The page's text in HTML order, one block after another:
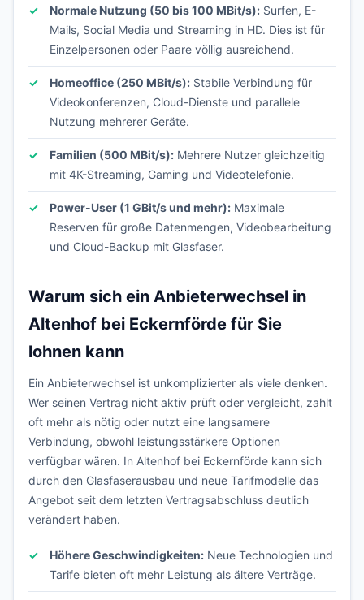
Normale Nutzung (50 bis 100 MBit/s): Surfen, E-
Mails, Social Media und Streaming in HD. Dies ist für
Einzelpersonen oder Paare völlig ausreichend.
Homeoffice (250 MBit/s): Stabile Verbindung für
Videokonferenzen, Cloud-Dienste und parallele
Nutzung mehrerer Geräte.
Familien (500 MBit/s): Mehrere Nutzer gleichzeitig
mit 4K-Streaming, Gaming und Videotelefonie.
Power-User (1 GBit/s und mehr): Maximale
Reserven für große Datenmengen, Videobearbeitung
und Cloud-Backup mit Glasfaser.
Warum sich ein Anbieterwechsel in
Altenhof bei Eckernförde für Sie
lohnen kann
Ein Anbieterwechsel ist unkomplizierter als viele denken.
Wer seinen Vertrag nicht aktiv prüft oder vergleicht, zahlt
oft mehr als nötig oder nutzt eine langsamere
Verbindung, obwohl leistungsstärkere Optionen
verfügbar wären. In Altenhof bei Eckernförde kann sich
durch den Glasfaserausbau und neue Tarifmodelle das
Angebot seit dem letzten Vertragsabschluss deutlich
verändert haben.
Höhere Geschwindigkeiten: Neue Technologien und
Tarife bieten oft mehr Leistung als ältere Verträge.